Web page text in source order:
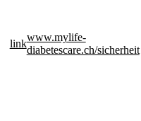
link
www.mylife-
diabetescare.ch/sicherheit